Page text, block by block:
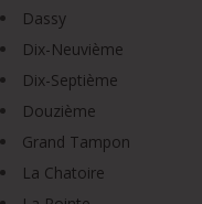
Dassy
Dix-Neuvième
Dix-Septième
Douzième
Grand Tampon
La Chatoire